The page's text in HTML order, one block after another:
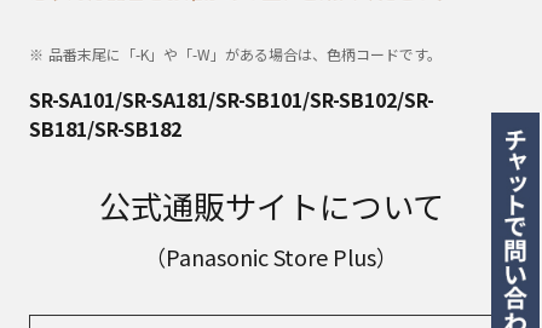
品番末尾に「-K」や「-W」がある場合は、色柄コードです。
SR-SA101/SR-SA181/SR-SB101/SR-SB102/SR-
SB181/SR-SB182
公式通販サイトについて
（Panasonic Store Plus）